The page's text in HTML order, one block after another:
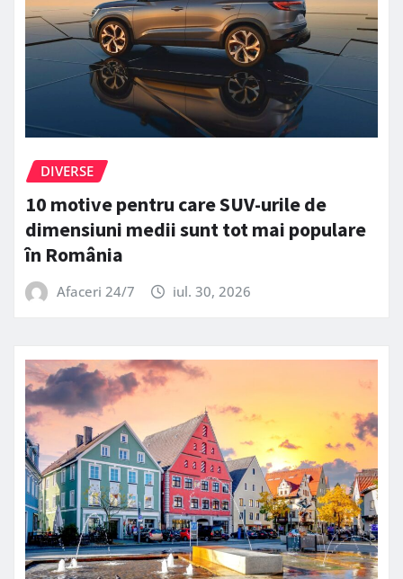
DIVERSE
10 motive pentru care SUV-urile de
dimensiuni medii sunt tot mai populare
în România
Afaceri 24/7 iul. 30, 2026